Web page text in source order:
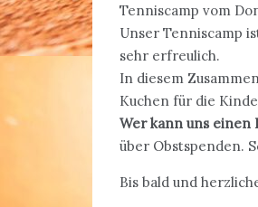
Tenniscamp vom
Unser Tenniscamp
sehr erfreulich.
In diesem
Kuchen für die
Wer kann uns einen
über Obstspenden.
Bis bald und